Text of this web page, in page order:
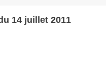
14 juillet 2011